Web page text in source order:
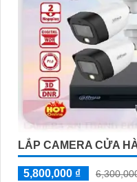
LẮP CAMERA CỬA
5,800,000 ₫